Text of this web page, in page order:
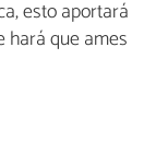
esto aportará
hará que ames